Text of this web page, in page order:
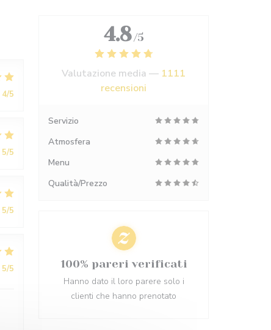
4/5
5/5
5/5
5/5
4.8 /5
Valutazione media — 1111
recensioni
Servizio
Atmosfera
Menu
Qualità/Prezzo
100% pareri verificati
Hanno dato il loro parere solo i
clienti che hanno prenotato